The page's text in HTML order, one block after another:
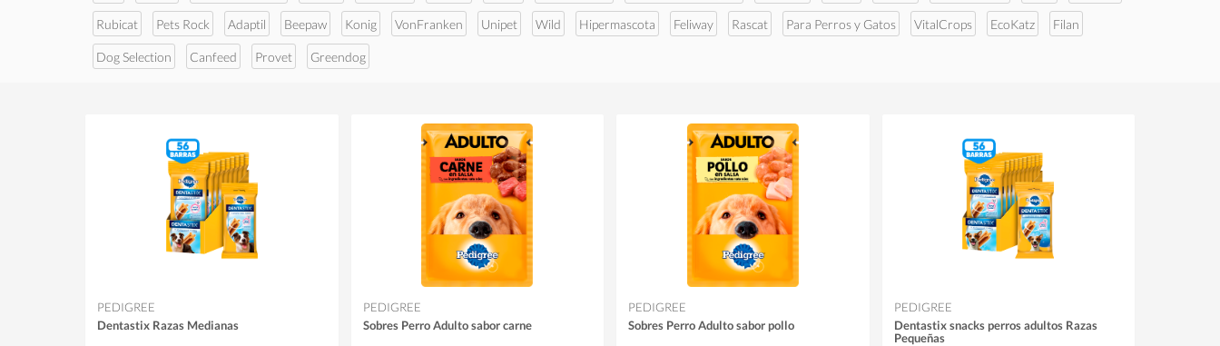
Rubicat Pets Rock Adaptil Beepaw Konig VonFranken Unipet Wild Hipermascota Feliway Rascat Para Perros y Gatos VitalCrops EcoKatz Filan
Dog Selection Canfeed Provet Greendog
PEDIGREE
Dentastix Razas Medianas
PEDIGREE
Sobres Perro Adulto sabor carne
PEDIGREE
Sobres Perro Adulto sabor pollo
PEDIGREE
Dentastix snacks perros adultos Razas
Pequeñas